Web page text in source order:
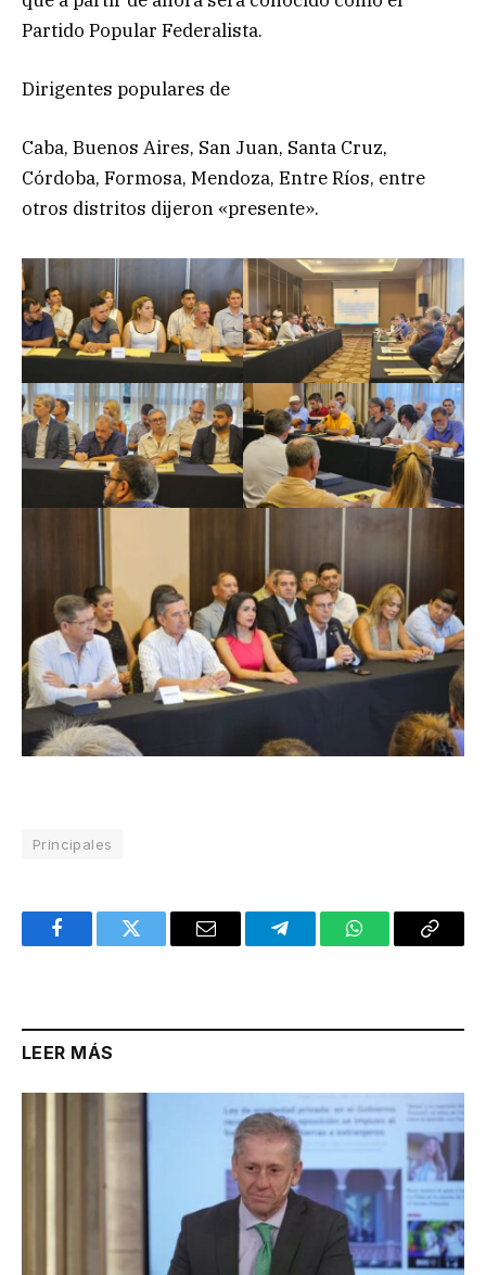
Partido Popular Federalista.
Dirigentes populares de
Caba, Buenos Aires, San Juan, Santa Cruz,
Córdoba, Formosa, Mendoza, Entre Ríos, entre
otros distritos dijeron «presente».
Principales
FacebookTwitter Email TelegramWhatsAppCopy
LEER MÁS